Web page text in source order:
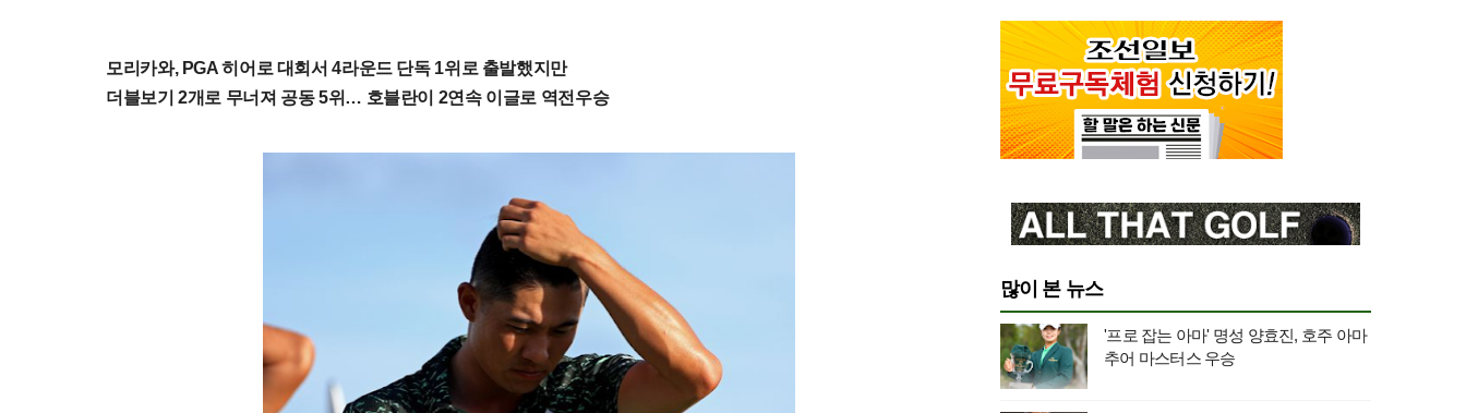
모리카와, PGA 히어로 대회서 4라운드 단독 1위로 출발했지만
더블보기 2개로 무너져 공동 5위… 호블란이 2연속 이글로 역전우승
많이 본 뉴스
'프로 잡는 아마' 명성 양효진, 호주 아마
추어 마스터스 우승